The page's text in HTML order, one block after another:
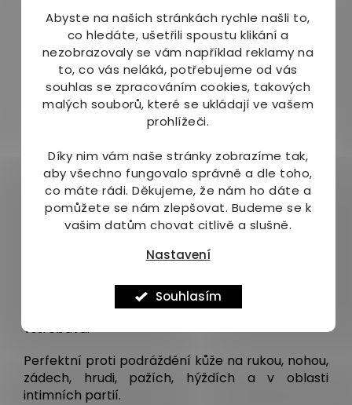
Abyste na našich stránkách rychle našli to,
co hledáte, ušetřili spoustu klikání a
nezobrazovaly se vám například reklamy na
to, co vás neláká, potřebujeme od vás
souhlas se zpracováním cookies, takových
malých souborů, které se ukládají ve vašem
prohlížeči.
Díky nim vám naše stránky zobrazíme tak,
aby všechno fungovalo správně a dle toho,
co máte rádi. Děkujeme, že nám ho dáte a
pomůžete se nám zlepšovat. Budeme se k
vašim datům chovat citlivě a slušně.
Nastavení
Souhlasím
účinky.
Olej z čajovníkuMelaleuca alternifolia
ze všech 110 druhů oleje Tea Tree
nejblahodárnější přírodní účinky.
Jak použít:
Australian Bodycare představuje ideální
hydratační přípravek ke každodennímu použití a
péči po opalování. Vyživuje, zklidňuje, snadno se
vstřebává, je antiseptické a působí proti
nežádoucímu šíření bakterií. Každodenním
snížíte tvorbu zarudlých pupínků a zarůstání
a pružnou a zároveň zabraňuje zarůstání
chloupků. Tělové mléko se snadno a okamžitě
vstřebává.
Perfektní proti podráždění kůže na rukou, nohou,
zádech, hrudi, pažích, hýždích a v oblasti
intimních partií.